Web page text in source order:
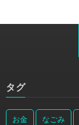
タグ
お金 なごみ